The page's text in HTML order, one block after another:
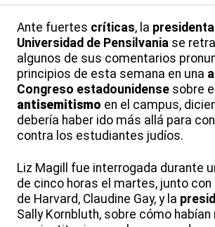
Ante fuertes críticas, la presidenta
Universidad de Pensilvania se
algunos de sus comentarios
principios de esta semana en una
Congreso estadounidense sobre el
antisemitismo en el campus,
debería haber ido más allá para
contra los estudiantes judíos.
Liz Magill fue interrogada durante
de cinco horas el martes, junto con
de Harvard, Claudine Gay, y la
Sally Kornbluth, sobre cómo